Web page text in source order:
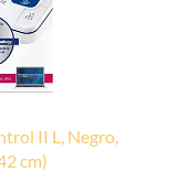
II L, Negro,
cm)